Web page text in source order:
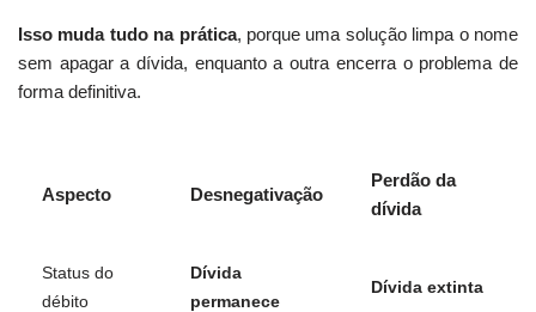
Isso muda tudo na prática, porque uma solução limpa o nome
sem apagar a dívida, enquanto a outra encerra o problema de
forma definitiva.
Aspecto Desnegativação
Perdão da
dívida
Status do
débito
Dívida
permanece
Dívida extinta